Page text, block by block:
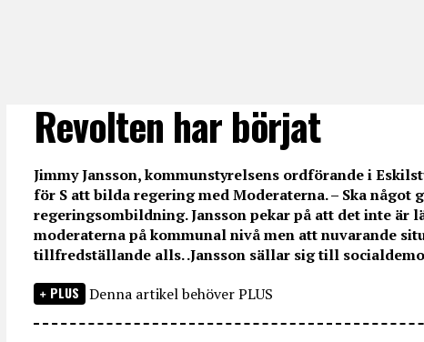
Revolten har börjat
Jimmy Jansson, kommunstyrelsens ordförande i
för S att bilda regering med Moderaterna. – Ska något
regeringsombildning. Jansson pekar på att det inte är
moderaterna på kommunal nivå men att nuvarande
tillfredställande alls. .Jansson sällar sig till
PLUS Denna artikel behöver PLUS